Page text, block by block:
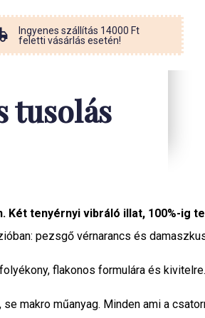
Ingyenes szállítás 14000 Ft
feletti vásárlás esetén!
tusolás
Két tenyérnyi vibráló illat, 100%-ig
pezsgő vérnarancs és
flakonos formulára és
makro műanyag. Minden ami a